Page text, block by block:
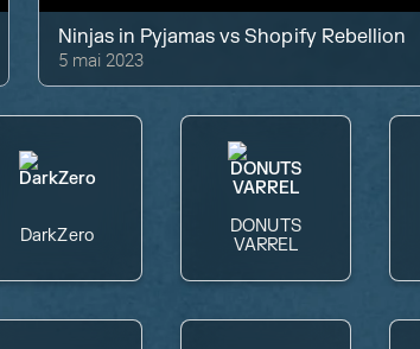
Ninjas in Pyjamas vsShopify Rebellion
5 mai 2023
DarkZero
DONUTS
VARREL